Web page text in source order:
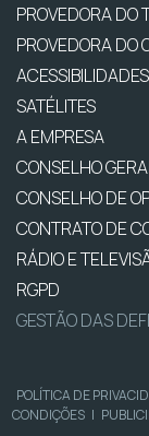
PROVEDORA DO
PROVEDORA DO
ACESSIBILIDADES
SATÉLITES
A EMPRESA
CONSELHO
CONSELHO DE
CONTRATO DE
RÁDIO E
RGPD
GESTÃO DAS
POLÍTICA DE
CONDIÇÕES |